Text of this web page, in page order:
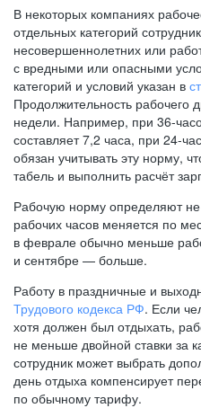
В некоторых компаниях
отдельных категорий
несовершеннолетних или
с вредными или опасными
категорий и условий указан в
Продолжительность рабочего
недели. Например, при 36-
составляет 7,2 часа, при 24-
обязан учитывать эту норму,
табель и выполнить расчёт
Рабочую норму определяют
рабочих часов меняется по
в феврале обычно меньше
и сентябре — больше.
Работу в праздничные и
Трудового кодекса РФ. Если
хотя должен был отдыхать,
не меньше двойной ставки за
сотрудник может выбрать
день отдыха компенсирует
по обычному тарифу.